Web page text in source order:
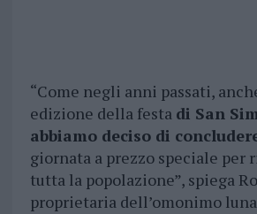
“Come negli anni passati,
edizione della festa di San
abbiamo deciso di
giornata a prezzo speciale per
tutta la popolazione”, spiega
proprietaria dell’omonimo